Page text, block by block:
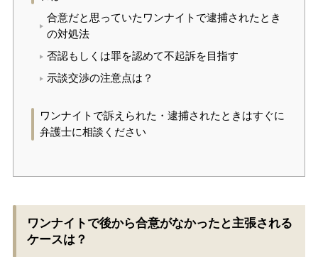
合意だと思っていたワンナイトで逮捕されたとき
の対処法
否認もしくは罪を認めて不起訴を目指す
示談交渉の注意点は？
ワンナイトで訴えられた・逮捕されたときはすぐに
弁護士に相談ください
ワンナイトで後から合意がなかったと主張される
ケースは？